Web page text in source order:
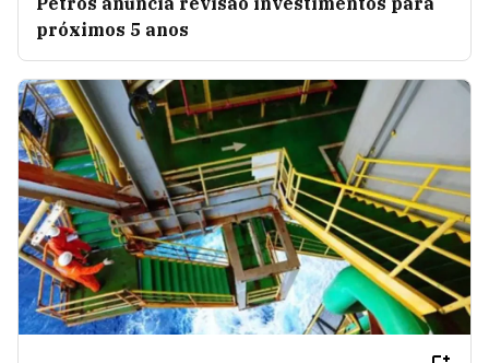
próximos 5 anos